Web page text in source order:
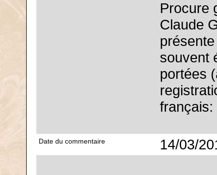
Procure
Claude
souvent
portées
français:
Date du commentaire 14/03/